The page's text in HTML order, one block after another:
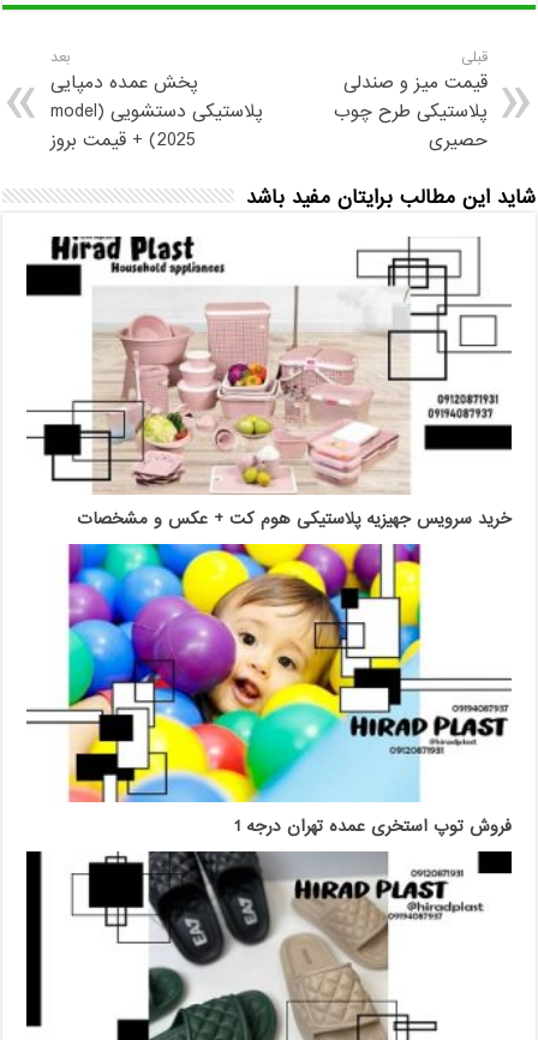
قبلی
قیمت میز و صندلی
پلاستیکی طرح چوب
حصیری
بعد
پخش عمده دمپایی
پلاستیکی دستشویی (model
2025) + قیمت بروز
شاید این مطالب برایتان مفید باشد
خرید سرویس جهیزیه پلاستیکی هوم کت + عکس و مشخصات
فروش توپ استخری عمده تهران درجه 1